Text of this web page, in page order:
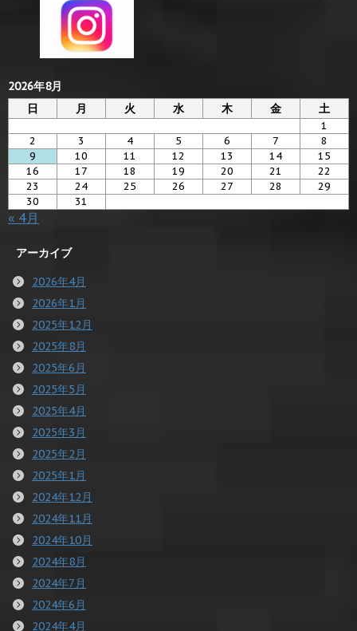
2026年8月
日
月 火 水 木 金 土
1
2
3 4 5 6 7
8
9
10 11 12 13 14
15
16
17 18 19 20 21
22
23
24 25 26 27 28
29
30
31
« 4月
アーカイブ
2026年4月
2026年1月
2025年12月
2025年8月
2025年6月
2025年5月
2025年4月
2025年3月
2025年2月
2025年1月
2024年12月
2024年11月
2024年10月
2024年8月
2024年7月
2024年6月
2024年4月